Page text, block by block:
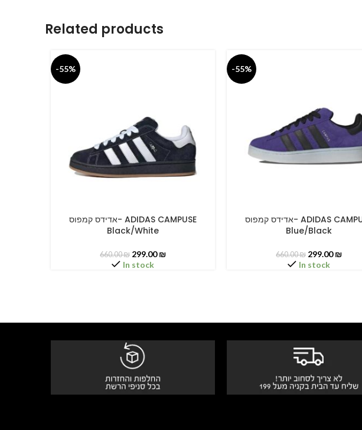
Related products
-55%
SELECT OPTIONS
אדידס קמפוס- ADIDAS CAMPUSE
Black/White
660.00₪ 299.00₪
In stock
-55%
SELECT OPTIONS
אדידס קמפוס- ADIDAS CAMPUSE
Blue/Black
660.00₪ 299.00₪
In stock